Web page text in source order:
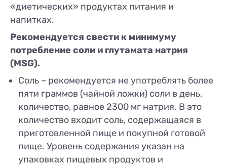
«диетических» продуктах питания и
напитках.
Рекомендуется свести к минимуму
потребление соли и глутамата натрия
(MSG).
Соль – рекомендуется не употреблять более
пяти граммов (чайной ложки) соли в день,
количество, равное 2300 мг натрия. В это
количество входит соль, содержащаяся в
приготовленной пище и покупной готовой
пище. Уровень содержания указан на
упаковках пищевых продуктов и